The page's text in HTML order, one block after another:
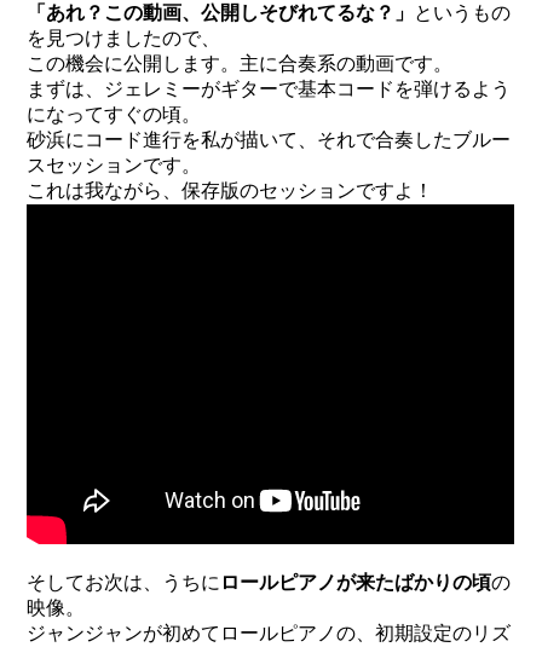
「あれ？この動画、公開しそびれてるな？」 というもの
を見つけましたので、
この機会に公開します。主に合奏系の動画です。
まずは、ジェレミーがギターで基本コードを弾けるよう
になってすぐの頃。
砂浜にコード進行を私が描いて、それで合奏したブルー
スセッションです。
これは我ながら、保存版のセッションですよ！
そしてお次は、うちに ロールピアノが来たばかりの頃の
映像。
ジャンジャンが初めてロールピアノの、初期設定のリズ